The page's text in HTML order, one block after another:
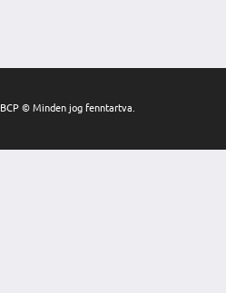
BCP © Minden jog fenntartva.